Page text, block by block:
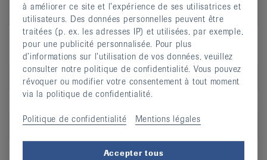
Heure
13:30 - 14:30
Adresse
Morges Espace Prévention - Pl. du
Casino 1
CP
1110
Lieu
Morges
S’inscrire
à améliorer ce site et l’expérience de ses utilisatrices et
utilisateurs. Des données personnelles peuvent être
traitées (p. ex. les adresses IP) et utilisées, par exemple,
pour une publicité personnalisée. Pour plus
d’informations sur l’utilisation de vos données, veuillez
consulter notre politique de confidentialité. Vous pouvez
révoquer ou modifier votre consentement à tout moment
via la politique de confidentialité.
Politique de confidentialité Mentions légales
Accepter tous